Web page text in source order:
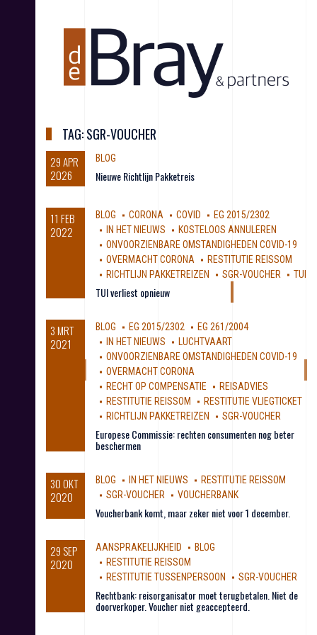
TAG:SGR-VOUCHER
29 APR
2026
BLOG
Nieuwe Richtlijn Pakketreis
11 FEB
2022
BLOG CORONA COVID
EG 2015/2302
IN HET NIEUWS
KOSTELOOS ANNULEREN
ONVOORZIENBARE OMSTANDIGHEDEN COVID-19
OVERMACHT CORONA
RESTITUTIE REISSOM
RICHTLIJN PAKKETREIZEN
SGR-VOUCHER TUI
TUI verliest opnieuw
3 MRT
2021
BLOG EG 2015/2302
EG 261/2004
IN HET NIEUWS
LUCHTVAART
ONVOORZIENBARE OMSTANDIGHEDEN COVID-19
OVERMACHT CORONA
RECHT OP COMPENSATIE
REISADVIES
RESTITUTIE REISSOM
RESTITUTIE VLIEGTICKET
RICHTLIJN PAKKETREIZEN
SGR-VOUCHER
Europese Commissie: rechten consumenten nog beter
beschermen
30 OKT
2020
BLOG IN HET NIEUWS
RESTITUTIE REISSOM
SGR-VOUCHER
VOUCHERBANK
Voucherbank komt, maar zeker niet voor 1 december.
29 SEP
2020
AANSPRAKELIJKHEID
BLOG
RESTITUTIE REISSOM
RESTITUTIE TUSSENPERSOON
SGR-VOUCHER
Rechtbank: reisorganisator moet terugbetalen. Niet de
doorverkoper. Voucher niet geaccepteerd.